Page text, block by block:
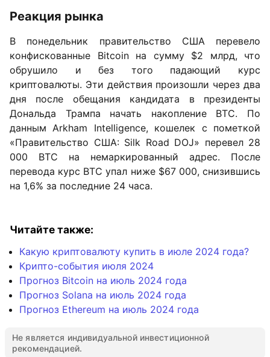
Реакция рынка
В понедельник правительство США перевело
конфискованные Bitcoin на сумму $2 млрд, что
обрушило и без того падающий курс
криптовалюты. Эти действия произошли через два
дня после обещания кандидата в президенты
Дональда Трампа начать накопление BTC. По
данным Arkham Intelligence, кошелек с пометкой
«Правительство США: Silk Road DOJ» перевел 28
000 BTC на немаркированный адрес. После
перевода курс BTC упал ниже $67 000, снизившись
на 1,6% за последние 24 часа.
Читайте также:
Какую криптовалюту купить в июле 2024 года?
Крипто-события июля 2024
Прогноз Bitcoin на июль 2024 года
Прогноз Solana на июль 2024 года
Прогноз Ethereum на июль 2024 года
Не является индивидуальной инвестиционной
рекомендацией.